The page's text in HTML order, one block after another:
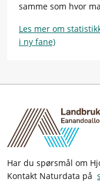
samme som hvor
Les mer om
i ny fane)
Har du spørsmål om
Kontakt Naturdata på